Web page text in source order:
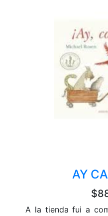
AY
A la tienda fui a